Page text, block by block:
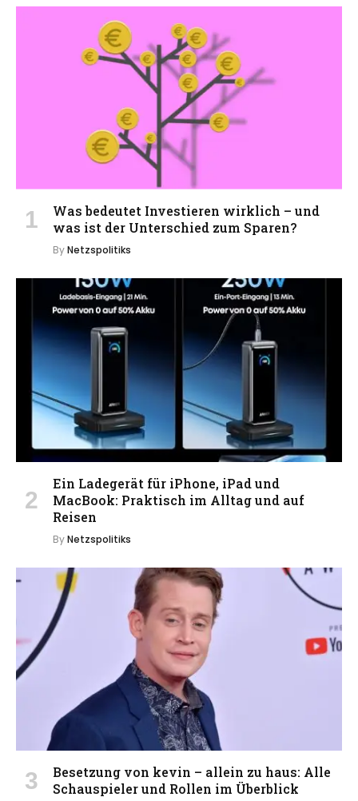
Was bedeutet Investieren wirklich – und
was ist der Unterschied zum Sparen?
ByNetzspolitiks
Ein Ladegerät für iPhone, iPad und
MacBook: Praktisch im Alltag und auf
Reisen
ByNetzspolitiks
Besetzung von kevin – allein zu haus: Alle
Schauspieler und Rollen im Überblick